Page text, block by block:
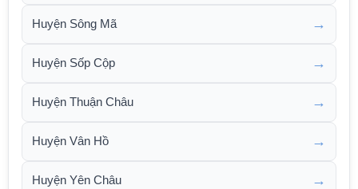
Huyện Sông Mã →
Huyện Sốp Cộp →
Huyện Thuận Châu →
Huyện Vân Hồ →
Huyện Yên Châu →